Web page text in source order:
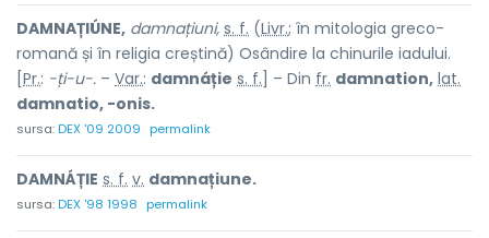
DAMNAȚIÚNE, damnațiuni, s. f. (Livr.; în mitologia greco-
romană și în religia creștină) Osândire la chinurile iadului.
Pr.: -ți-u-. – Var.: damnáție s. f. ] – Din fr. damnation, lat.
damnatio, -onis.
sursa:DEX '09 2009 permalink
DAMNÁȚIE s. f. v. damnațiune.
sursa:DEX '98 1998 permalink